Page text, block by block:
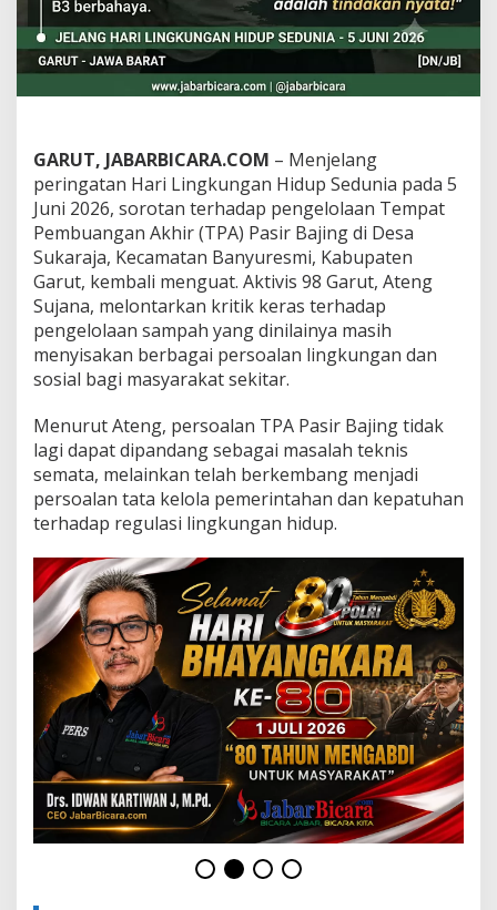
S
u
j
a
e
s
a
k
E
v
a
l
u
s
i
o
t
a
l
T
P
P
a
s
i
r
B
a
j
,
S
i
a
p
k
GARUT, JABARBICARA.COM – Menjelang
peringatan Hari Lingkungan Hidup Sedunia pada 5
Juni 2026, sorotan terhadap pengelolaan Tempat
Pembuangan Akhir (TPA) Pasir Bajing di Desa
Sukaraja, Kecamatan Banyuresmi, Kabupaten
Garut, kembali menguat. Aktivis 98 Garut, Ateng
Sujana, melontarkan kritik keras terhadap
pengelolaan sampah yang dinilainya masih
menyisakan berbagai persoalan lingkungan dan
sosial bagi masyarakat sekitar.
Menurut Ateng, persoalan TPA Pasir Bajing tidak
lagi dapat dipandang sebagai masalah teknis
semata, melainkan telah berkembang menjadi
persoalan tata kelola pemerintahan dan kepatuhan
terhadap regulasi lingkungan hidup.